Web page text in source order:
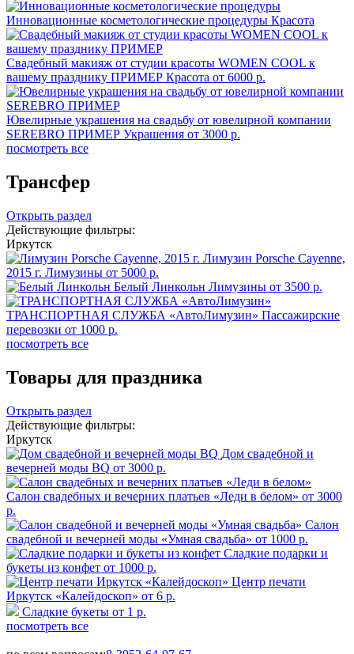
Инновационные косметологические процедуры Красота
Свадебный макияж от студии красоты WOMEN COOL к
вашему празднику ПРИМЕР Красота от 6000 р.
Ювелирные украшения на свадьбу от ювелирной компании
SEREBRO ПРИМЕР Украшения от 3000 р.
посмотреть все
Трансфер
Открыть раздел
Действующие фильтры:
Иркутск
Лимузин Porsche Cayenne,
2015 г. Лимузины от 5000 р.
Белый Линкольн Лимузины от 3500 р.
ТРАНСПОРТНАЯ СЛУЖБА «АвтоЛимузин» Пассажирские
перевозки от 1000 р.
посмотреть все
Товары для праздника
Открыть раздел
Действующие фильтры:
Иркутск
Дом свадебной и
вечерней моды BQ от 3000 р.
Салон свадебных и вечерних платьев «Леди в белом» от 3000
р.
Салон
свадебной и вечерней моды «Умная свадьба» от 1000 р.
Сладкие подарки и
букеты из конфет от 1000 р.
Центр печати
Иркутск «Калейдоскоп» от 6 р.
Сладкие букеты от 1 р.
посмотреть все